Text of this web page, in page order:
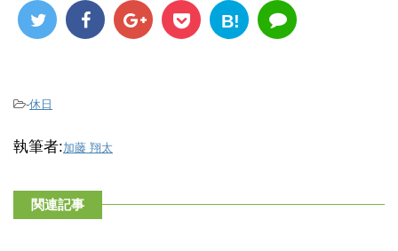
B!
-休日
執筆者:加藤 翔太
関連記事